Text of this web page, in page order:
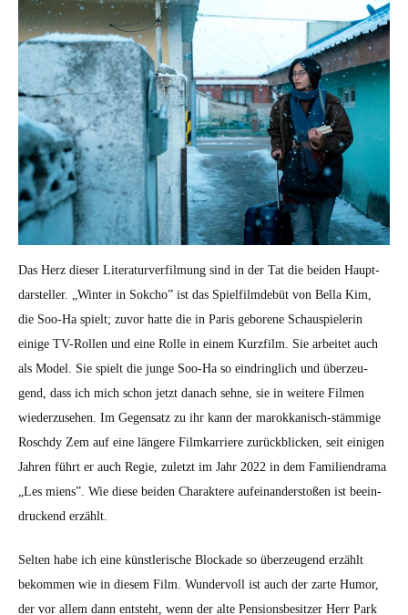
Das Herz dieser Lit­er­aturver­fil­mung sind in der Tat die bei­den Haupt­
darsteller. „Win­ter in Sok­cho” ist das Spielfilmde­büt von Bel­la Kim,
die Soo-Ha spielt; zuvor hat­te die in Paris geborene Schaus­pielerin
einige TV-Rollen und eine Rolle in einem Kurz­film. Sie arbeit­et auch
als Mod­el. Sie spielt die junge Soo-Ha so ein­dringlich und überzeu­
gend, dass ich mich schon jet­zt danach sehne, sie in weit­ere Fil­men
wiederzuse­hen. Im Gegen­satz zu ihr kann der marokkanisch-stäm­mige
Roschdy Zem auf eine län­gere Filmkar­riere zurück­blick­en, seit eini­gen
Jahren führt er auch Regie, zulet­zt im Jahr 2022 in dem Fam­i­lien­dra­ma
„Les miens”. Wie diese bei­den Charak­tere aufeinan­der­stoßen ist beein­
druck­end erzählt.
Sel­ten habe ich eine kün­st­lerische Block­ade so überzeu­gend erzählt
bekom­men wie in diesem Film. Wun­der­voll ist auch der zarte Humor,
der vor allem dann entste­ht, wenn der alte Pen­sions­be­sitzer Herr Park